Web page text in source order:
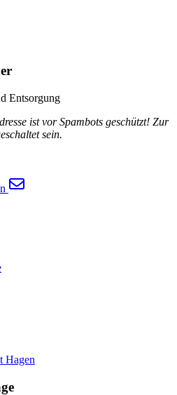
Entsorgung
ist vor Spambots geschützt! Zur
sein.
Hagen